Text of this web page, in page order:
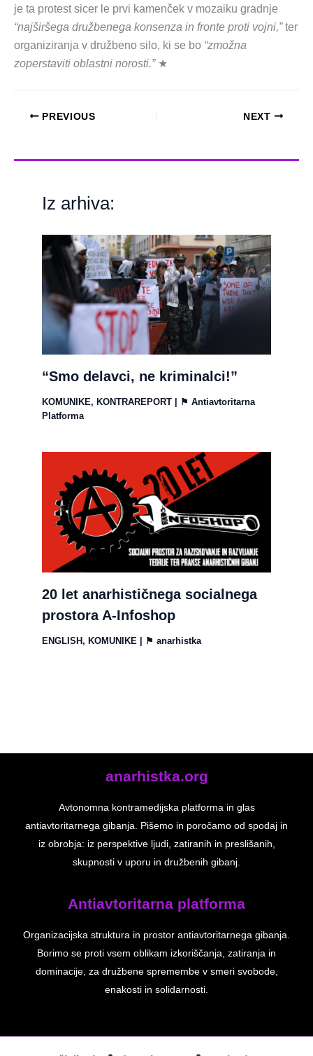
je ta protest sicer le prvi kamenček v mozaiku gradnje
“najširšega družbenega konsenza in fronte proti vojni,”ter
organiziranja v družbeno silo, ki se bo “zmožna
zoperstaviti oblastni norosti.”★
PREVIOUS NEXT
Iz arhiva:
“Smo delavci, ne kriminalci!”
KOMUNIKE, KONTRAREPORT | ⚑ Antiavtoritarna
Platforma
20 let anarhističnega socialnega
prostora A-Infoshop
ENGLISH , KOMUNIKE | ⚑ anarhistka
anarhistka.org
Avtonomna kontramedijska platforma in glas
antiavtoritarnega gibanja. Pišemo in poročamo od spodaj in
iz obrobja: iz perspektive ljudi, zatiranih in preslišanih,
skupnosti v uporu in družbenih gibanj.
Antiavtoritarna platforma
Organizacijska struktura in prostor antiavtoritarnega gibanja.
Borimo se proti vsem oblikam izkoriščanja, zatiranja in
dominacije, za družbene spremembe v smeri svobode,
enakosti in solidarnosti.